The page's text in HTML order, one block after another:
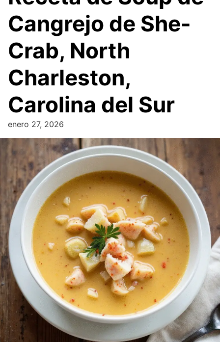
Cangrejo de She-
Crab, North
Charleston,
Carolina del Sur
enero 27, 2026